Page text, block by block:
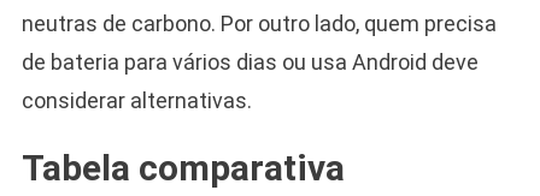
neutras de carbono. Por outro lado, quem precisa
de bateria para vários dias ou usa Android deve
considerar alternativas.
Tabela comparativa